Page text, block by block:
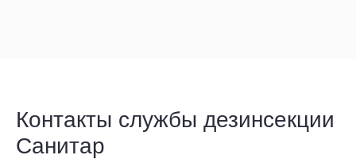
Контакты службы дезинсекции
Санитар